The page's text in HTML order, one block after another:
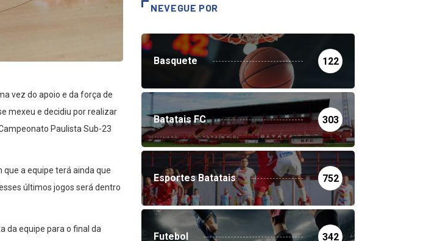
vez do apoio e da força de
mexeu e decidiu por realizar
Paulista Sub-23
que a equipe terá ainda que
últimos jogos será dentro
da equipe para o final da
NEVEGUE POR
Basquete 122
Batatais FC 303
Esportes Batatais 752
Futebol 342